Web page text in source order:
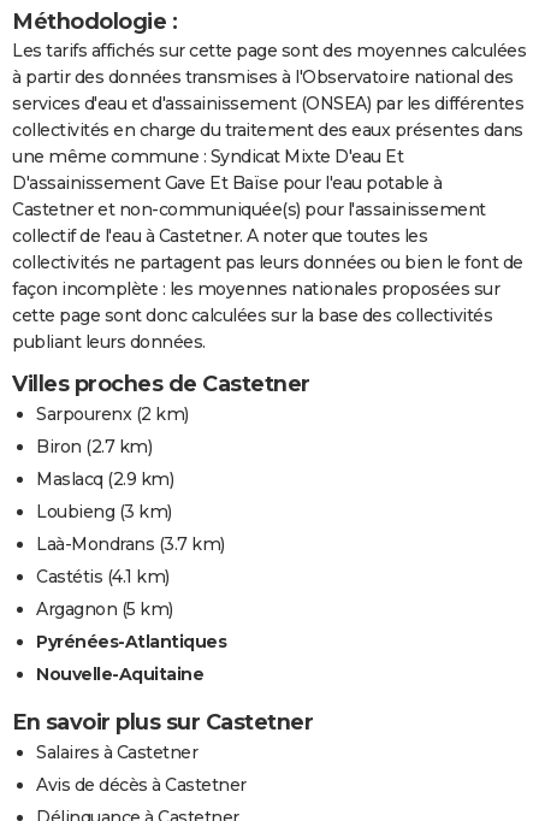
Méthodologie :
Les tarifs affichés sur cette page sont des moyennes calculées
à partir des données transmises à l'Observatoire national des
services d'eau et d'assainissement (ONSEA) par les différentes
collectivités en charge du traitement des eaux présentes dans
une même commune : Syndicat Mixte D'eau Et
D'assainissement Gave Et Baïse pour l'eau potable à
Castetner et non-communiquée(s) pour l'assainissement
collectif de l'eau à Castetner. A noter que toutes les
collectivités ne partagent pas leurs données ou bien le font de
façon incomplète : les moyennes nationales proposées sur
cette page sont donc calculées sur la base des collectivités
publiant leurs données.
Villes proches de Castetner
Sarpourenx(2 km)
Biron (2.7 km)
Maslacq (2.9 km)
Loubieng (3 km)
Laà-Mondrans (3.7 km)
Castétis (4.1 km)
Argagnon (5 km)
Pyrénées-Atlantiques
Nouvelle-Aquitaine
En savoir plus sur Castetner
Salaires à Castetner
Avis de décès à Castetner